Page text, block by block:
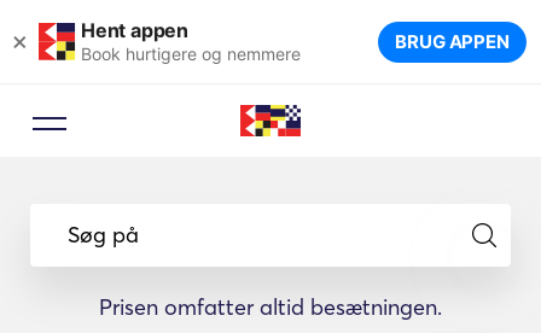
× Hent appen
Book hurtigere og nemmere BRUG APPEN
Søg på
Prisen omfatter altid besætningen.